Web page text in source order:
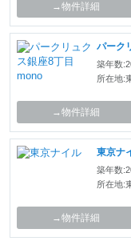
→物件詳細
築年数
所在地:
→物件詳細
東京ナ
築年数
所在地:
→物件詳細